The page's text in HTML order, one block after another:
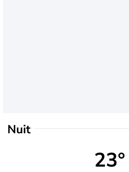
Nuit
23°